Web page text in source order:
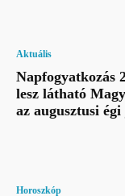
Aktuális
Napfogyatkozás
lesz látható
az augusztusi égi
Horoszkóp